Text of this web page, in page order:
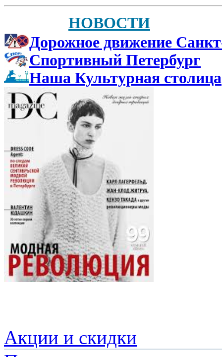
НОВОСТИ
Дорожное движение
Спортивный Петербург
Наша Культурная столица
Акции и скидки